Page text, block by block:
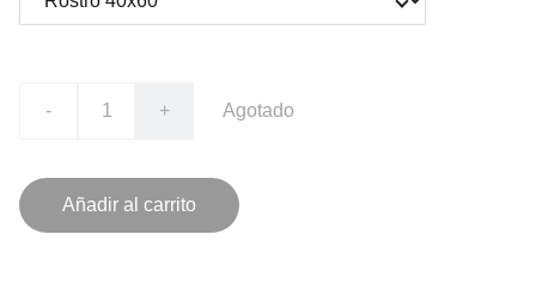
- + Agotado
Añadir al carrito